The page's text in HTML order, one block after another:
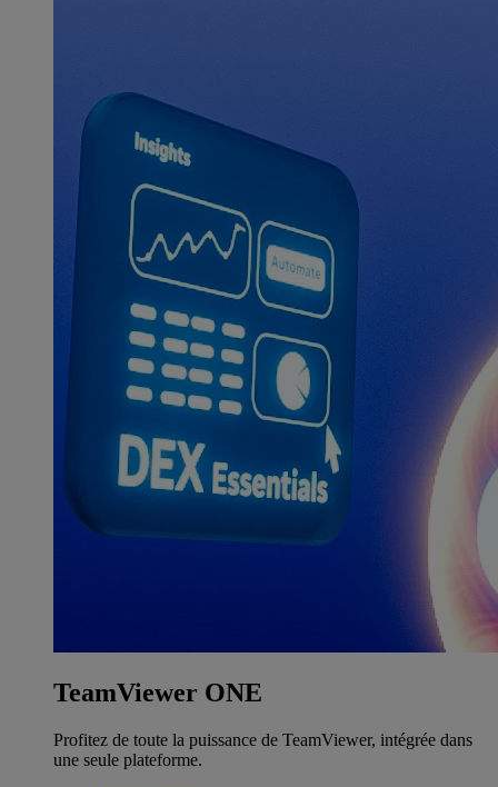
TeamViewer ONE
Profitez de toute la puissance de TeamViewer, intégrée dans
une seule plateforme.